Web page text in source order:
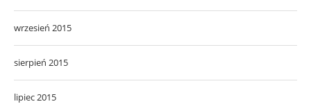
wrzesień 2015
sierpień 2015
lipiec 2015